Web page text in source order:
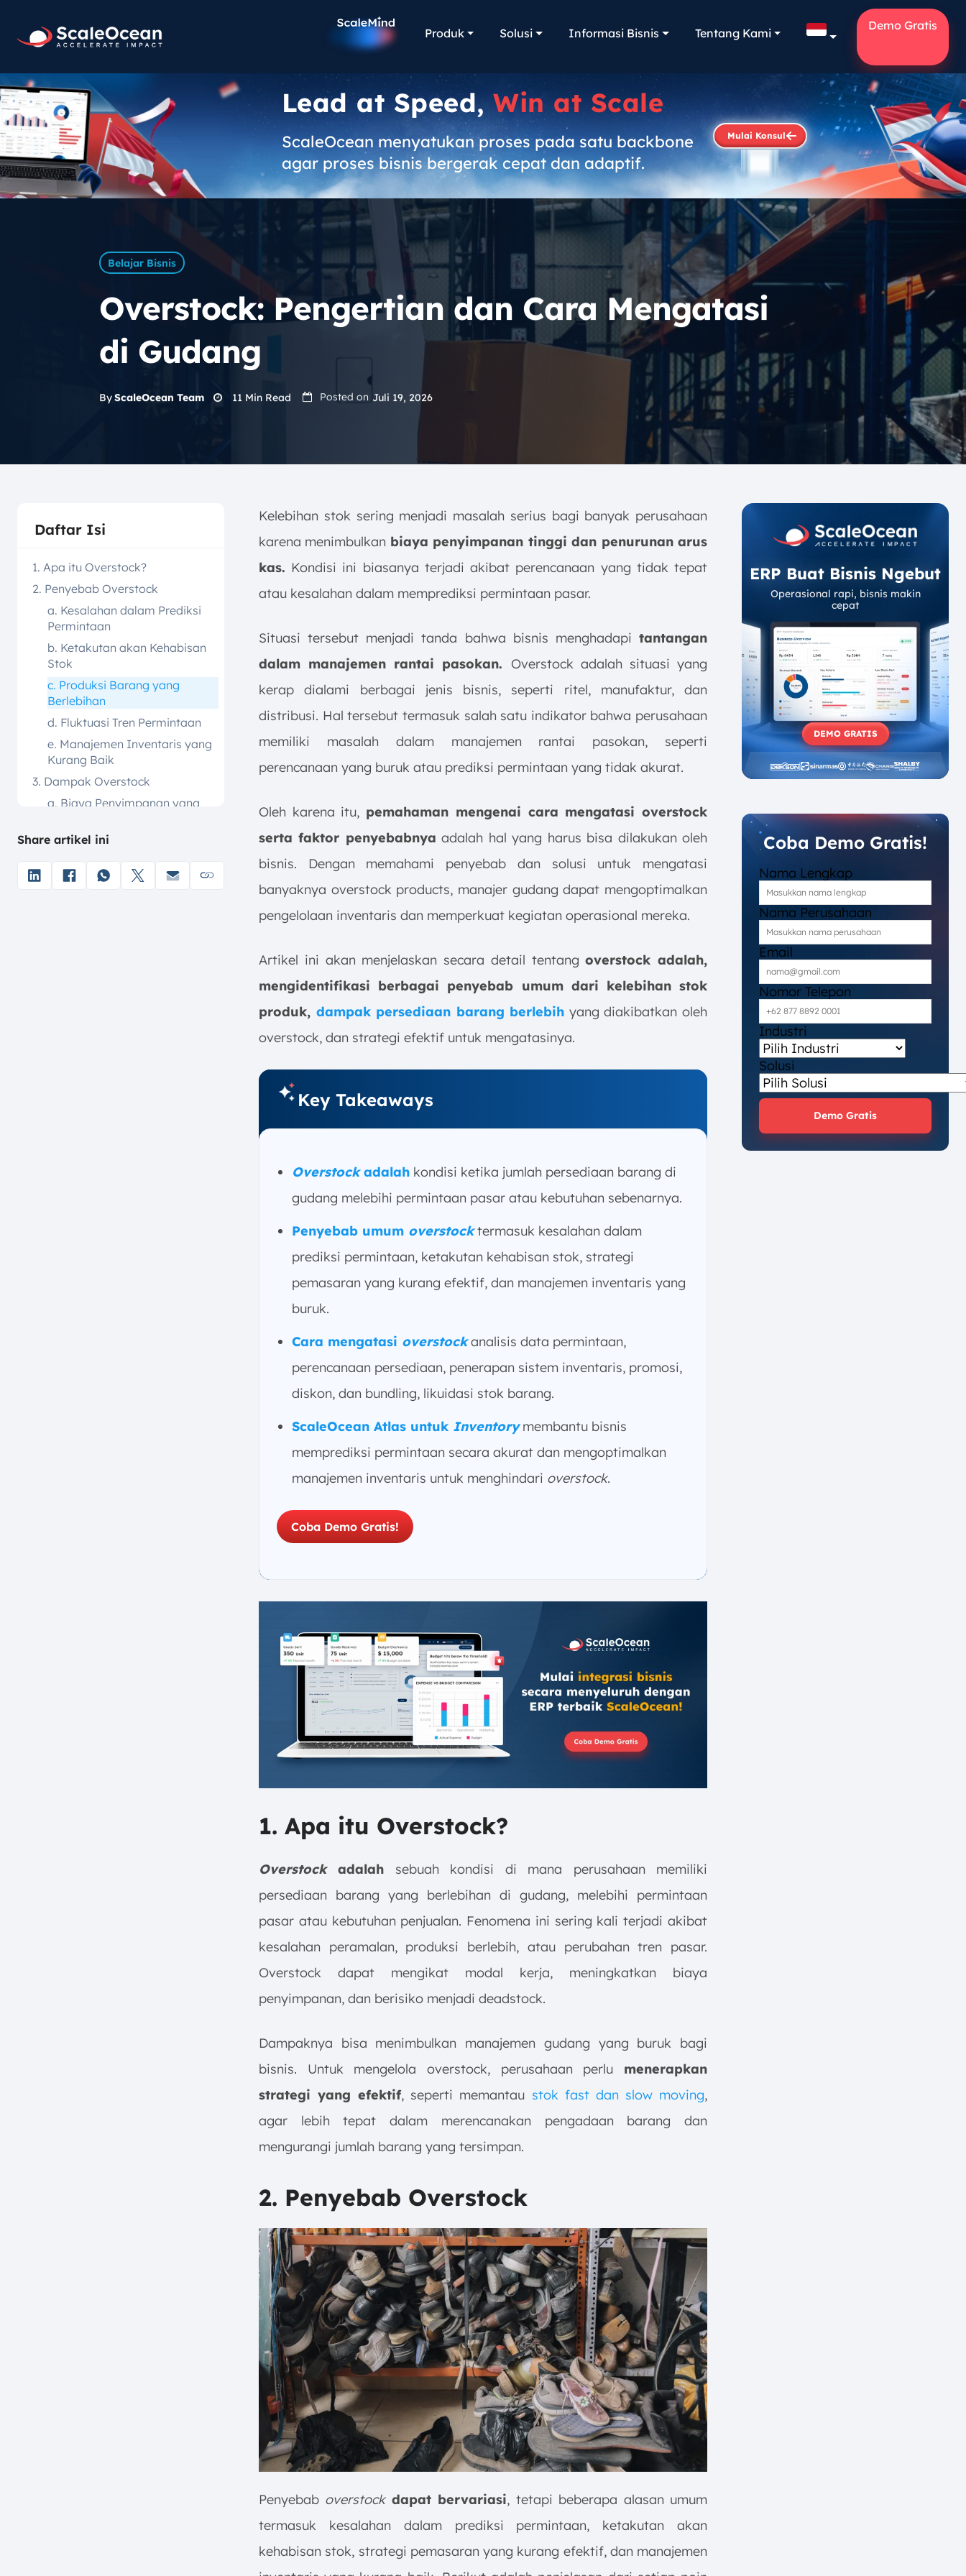
Produk Solusi Informasi Bisnis Tentang Kami
Demo Gratis
Lead at Speed,Win at Scale
ScaleOcean menyatukan proses pada satu backbone
agar proses bisnis bergerak cepat dan adaptif.
Mulai Konsul
Belajar Bisnis
Overstock: Pengertian dan Cara Mengatasi
di Gudang
ByScaleOcean Team 11 Min Read Posted on Juli 19, 2026
Daftar Isi
1. Apa itu Overstock?
2. Penyebab Overstock
a. Kesalahan dalam Prediksi
Permintaan
b. Ketakutan akan Kehabisan
Stok
c. Produksi Barang yang
Berlebihan
d. Fluktuasi Tren Permintaan
e. Manajemen Inventaris yang
Kurang Baik
3. Dampak Overstock
a. Biaya Penyimpanan yang
b. Pengurangan Aliran Kas
c. Penurunan Nilai Produk
d. Rantai Pasok yang
Share artikel ini
Kelebihan stok sering menjadi masalah serius bagi banyak perusahaan
karena menimbulkan biaya penyimpanan tinggi dan penurunan arus
kas. Kondisi ini biasanya terjadi akibat perencanaan yang tidak tepat
atau kesalahan dalam memprediksi permintaan pasar.
Situasi tersebut menjadi tanda bahwa bisnis menghadapi tantangan
dalam manajemen rantai pasokan. Overstock adalah situasi yang
kerap dialami berbagai jenis bisnis, seperti ritel, manufaktur, dan
distribusi. Hal tersebut termasuk salah satu indikator bahwa perusahaan
memiliki masalah dalam manajemen rantai pasokan, seperti
perencanaan yang buruk atau prediksi permintaan yang tidak akurat.
Oleh karena itu, pemahaman mengenai cara mengatasi overstock
serta faktor penyebabnya adalah hal yang harus bisa dilakukan oleh
bisnis. Dengan memahami penyebab dan solusi untuk mengatasi
banyaknya overstock products, manajer gudang dapat mengoptimalkan
pengelolaan inventaris dan memperkuat kegiatan operasional mereka.
Artikel ini akan menjelaskan secara detail tentangoverstock adalah,
mengidentifikasi berbagai penyebab umum dari kelebihan stok
produk, dampak persediaan barang berlebih yang diakibatkan oleh
overstock, dan strategi efektif untuk mengatasinya.
Key Takeaways
Overstockadalah kondisi ketika jumlah persediaan barang di
gudang melebihi permintaan pasar atau kebutuhan sebenarnya.
Penyebab umum overstocktermasuk kesalahan dalam
prediksi permintaan, ketakutan kehabisan stok, strategi
pemasaran yang kurang efektif, dan manajemen inventaris yang
buruk.
Cara mengatasi overstockanalisis data permintaan,
perencanaan persediaan, penerapan sistem inventaris, promosi,
diskon, dan bundling, likuidasi stok barang.
ScaleOcean Atlas untuk Inventorymembantu bisnis
memprediksi permintaan secara akurat dan mengoptimalkan
manajemen inventaris untuk menghindari overstock.
Coba Demo Gratis!
1. Apa itu Overstock?
Overstockadalah sebuah kondisi di mana perusahaan memiliki
persediaan barang yang berlebihan di gudang, melebihi permintaan
pasar atau kebutuhan penjualan. Fenomena ini sering kali terjadi akibat
kesalahan peramalan, produksi berlebih, atau perubahan tren pasar.
Overstock dapat mengikat modal kerja, meningkatkan biaya
penyimpanan, dan berisiko menjadi deadstock.
Dampaknya bisa menimbulkan manajemen gudang yang buruk bagi
bisnis. Untuk mengelola overstock, perusahaan perlu menerapkan
strategi yang efektif, seperti memantau stok fast dan slow moving,
agar lebih tepat dalam merencanakan pengadaan barang dan
mengurangi jumlah barang yang tersimpan.
2. Penyebab Overstock
Penyebab overstock dapat bervariasi, tetapi beberapa alasan umum
termasuk kesalahan dalam prediksi permintaan, ketakutan akan
kehabisan stok, strategi pemasaran yang kurang efektif, dan manajemen
ERP Buat Bisnis Ngebut
Operasional rapi, bisnis makin
cepat
DEMO GRATIS
Coba Demo Gratis!
Nama Lengkap
Nama Perusahaan
Email
Nomor Telepon
Industri
Solusi
Demo Gratis